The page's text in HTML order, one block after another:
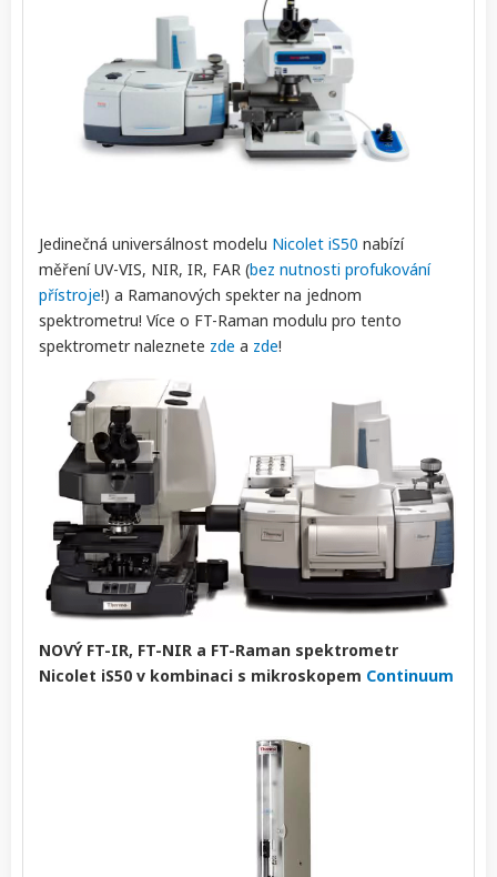
Jedinečná universálnost modelu Nicolet iS50 nabízí
měření UV-VIS, NIR, IR, FAR (bez nutnosti profukování
přístroje!) a Ramanových spekter na jednom
spektrometru! Více o FT-Raman modulu pro tento
spektrometr naleznete zde a zde!
NOVÝ FT-IR, FT-NIR a FT-Raman spektrometr
Nicolet iS50 v kombinaci s mikroskopem Continuum